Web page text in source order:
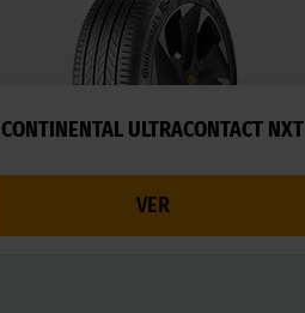
CONTINENTAL ULTRACONTACT NXT
VER